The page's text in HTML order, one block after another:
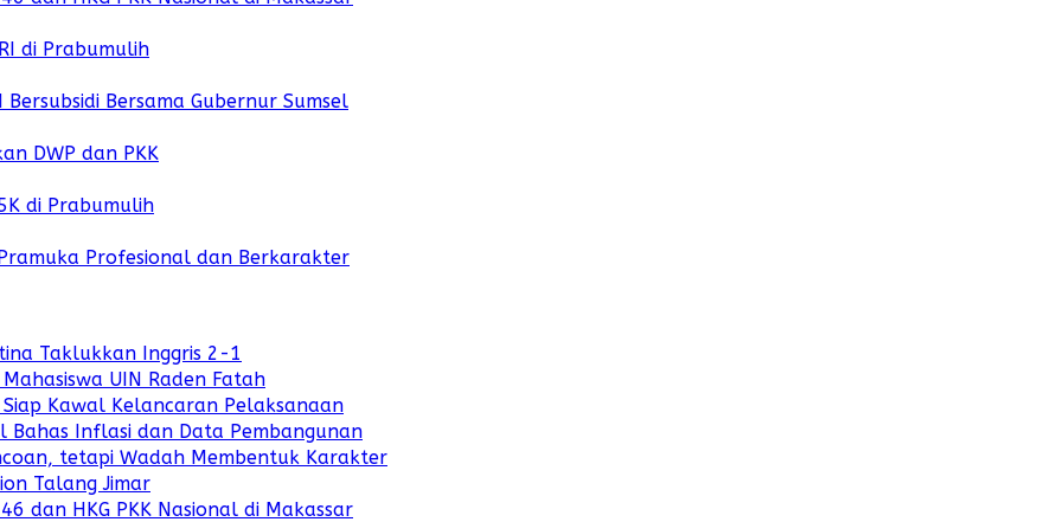
di Prabumulih
Bersama Gubernur Sumsel
DWP dan PKK
di Prabumulih
Profesional dan Berkarakter
Taklukkan Inggris 2-1
UIN Raden Fatah
Kawal Kelancaran Pelaksanaan
Bahas Inflasi dan Data Pembangunan
tetapi Wadah Membentuk Karakter
Talang Jimar
dan HKG PKK Nasional di Makassar